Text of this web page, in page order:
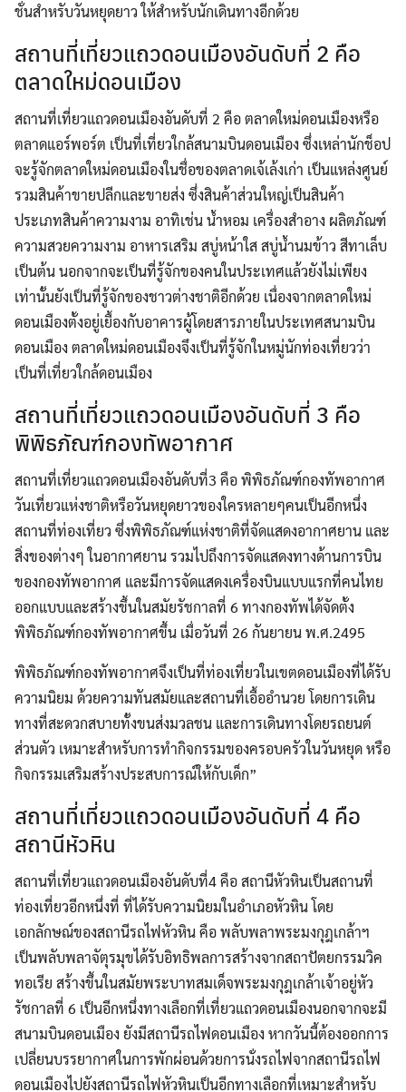
ชั่นสำหรับวันหยุดยาว ให้สำหรับนักเดินทางอีกด้วย
สถานที่เที่ยวแถวดอนเมืองอันดับที่ 2 คือ
ตลาดใหม่ดอนเมือง
สถานที่เที่ยวแถวดอนเมืองอันดับที่ 2 คือ ตลาดใหม่ดอนเมืองหรือ
ตลาดแอร์พอร์ต เป็นที่เที่ยวใกล้สนามบินดอนเมือง ซึ่งเหล่านักช็อป
จะรู้จักตลาดใหม่ดอนเมืองในชื่อของตลาดเจ้เล้งเก่า เป็นแหล่งศูนย์
รวมสินค้าขายปลีกและขายส่ง ซึ่งสินค้าส่วนใหญ่เป็นสินค้า
ประเภทสินค้าความงาม อาทิเช่น น้ำหอม เครื่องสำอาง ผลิตภัณฑ์
ความสวยความงาม อาหารเสริม สบู่หน้าใส สบู่น้ำนมข้าว สีทาเล็บ
เป็นต้น นอกจากจะเป็นที่รู้จักของคนในประเทศแล้วยังไม่เพียง
เท่านั้นยังเป็นที่รู้จักของชาวต่างชาติอีกด้วย เนื่องจากตลาดใหม่
ดอนเมืองตั้งอยู่เยื้องกับอาคารผู้โดยสารภายในประเทศสนามบิน
ดอนเมือง ตลาดใหม่ดอนเมืองจึงเป็นที่รู้จักในหมู่นักท่องเที่ยวว่า
เป็นที่เที่ยวใกล้ดอนเมือง
สถานที่เที่ยวแถวดอนเมืองอันดับที่ 3 คือ
พิพิธภัณฑ์กองทัพอากาศ
สถานที่เที่ยวแถวดอนเมืองอันดับที่3 คือ พิพิธภัณฑ์กองทัพอากาศ
วันเที่ยวแห่งชาติหรือวันหยุดยาวของใครหลายๆคนเป็นอีกหนึ่ง
สถานที่ท่องเที่ยว ซึ่งพิพิธภัณฑ์แห่งชาติที่จัดแสดงอากาศยาน และ
สิ่งของต่างๆ ในอากาศยาน รวมไปถึงการจัดแสดงทางด้านการบิน
ของกองทัพอากาศ และมีการจัดแสดงเครื่องบินแบบแรกที่คนไทย
ออกแบบและสร้างขึ้นในสมัยรัชกาลที่ 6 ทางกองทัพได้จัดตั้ง
พิพิธภัณฑ์กองทัพอากาศขึ้น เมื่อวันที่ 26 กันยายน พ.ศ.2495
พิพิธภัณฑ์กองทัพอากาศจึงเป็นที่ท่องเที่ยวในเขตดอนเมืองที่ได้รับ
ความนิยม ด้วยความทันสมัยและสถานที่เอื้ออำนวย โดยการเดิน
ทางที่สะดวกสบายทั้งขนส่งมวลชน และการเดินทางโดยรถยนต์
ส่วนตัว เหมาะสำหรับการทำกิจกรรมของครอบครัวในวันหยุด หรือ
กิจกรรมเสริมสร้างประสบการณ์ให้กับเด็ก”
สถานที่เที่ยวแถวดอนเมืองอันดับที่ 4 คือ
สถานีหัวหิน
สถานที่เที่ยวแถวดอนเมืองอันดับที่4 คือ สถานีหัวหินเป็นสถานที่
ท่องเที่ยวอีกหนึ่งที่ ที่ได้รับความนิยมในอำเภอหัวหิน โดย
เอกลักษณ์ของสถานีรถไฟหัวหิน คือ พลับพลาพระมงกุฎเกล้าฯ
เป็นพลับพลาจัตุรมุขได้รับอิทธิพลการสร้างจากสถาปัตยกรรมวิค
ทอเรีย สร้างขึ้นในสมัยพระบาทสมเด็จพระมงกุฎเกล้าเจ้าอยู่หัว
รัชกาลที่ 6 เป็นอีกหนึ่งทางเลือกที่เที่ยวแถวดอนเมืองนอกจากจะมี
สนามบินดอนเมือง ยังมีสถานีรถไฟดอนเมือง หากวันนี้ต้องออกการ
เปลี่ยนบรรยากาศในการพักผ่อนด้วยการนั่งรถไฟจากสถานีรถไฟ
ดอนเมืองไปยังสถานีรถไฟหัวหินเป็นอีกทางเลือกที่เหมาะสำหรับ